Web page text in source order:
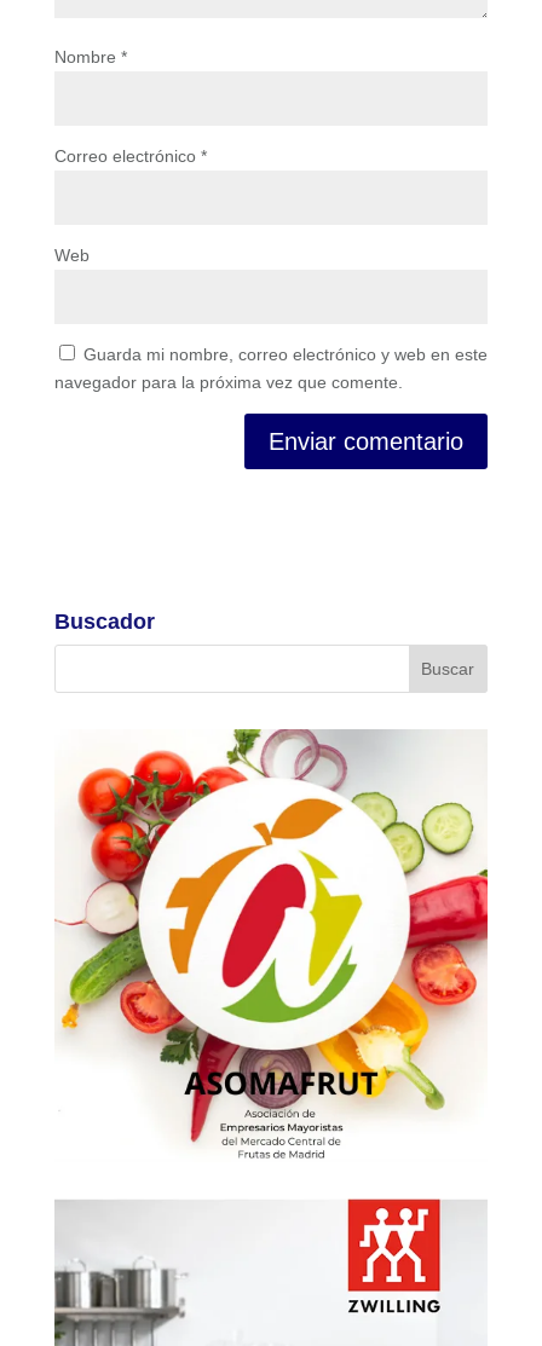
Nombre *
Correo electrónico *
Web
Guarda mi nombre, correo electrónico y web en este
navegador para la próxima vez que comente.
Buscador